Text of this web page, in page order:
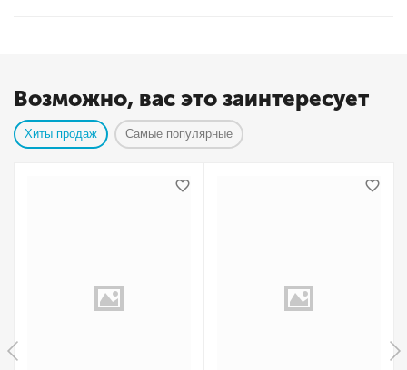
Возможно, вас это заинтересует
Хиты продаж Самые популярные